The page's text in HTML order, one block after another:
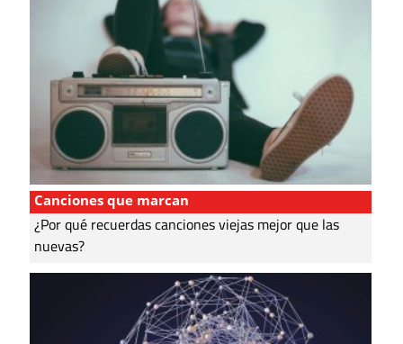
Canciones que marcan
¿Por qué recuerdas canciones viejas mejor que las
nuevas?